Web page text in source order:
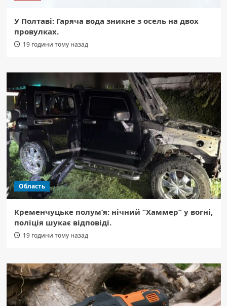
У Полтаві: Гаряча вода зникне з осель на двох
провулках.
19 години тому назад
Область
Кременчуцьке полум’я: нічний “Хаммер” у вогні,
поліція шукає відповіді.
19 години тому назад